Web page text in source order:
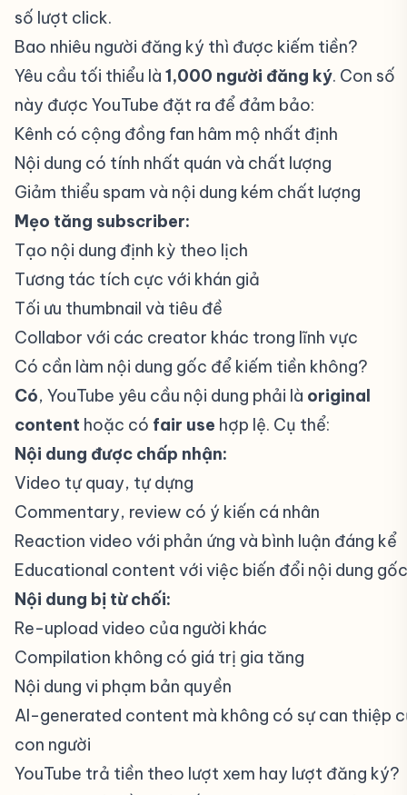
số lượt click.
Bao nhiêu người đăng ký thì được kiếm tiền?
Yêu cầu tối thiểu là 1,000 người đăng ký. Con số
này được YouTube đặt ra để đảm bảo:
Kênh có cộng đồng fan hâm mộ nhất định
Nội dung có tính nhất quán và chất lượng
Giảm thiểu spam và nội dung kém chất lượng
Mẹo tăng subscriber:
Tạo nội dung định kỳ theo lịch
Tương tác tích cực với khán giả
Tối ưu thumbnail và tiêu đề
Collabor với các creator khác trong lĩnh vực
Có cần làm nội dung gốc để kiếm tiền không?
Có, YouTube yêu cầu nội dung phải là original
content hoặc có fair use hợp lệ. Cụ thể:
Nội dung được chấp nhận:
Video tự quay, tự dựng
Commentary, review có ý kiến cá nhân
Reaction video với phản ứng và bình luận đáng kể
Educational content với việc biến đổi nội dung gốc
Nội dung bị từ chối:
Re-upload video của người khác
Compilation không có giá trị gia tăng
Nội dung vi phạm bản quyền
AI-generated content mà không có sự can thiệp
con người
YouTube trả tiền theo lượt xem hay lượt đăng ký?